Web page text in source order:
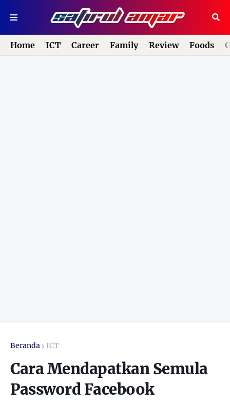
Home ICT Career Family Review Foods
Beranda ICT
Cara Mendapatkan Semula
Password Facebook